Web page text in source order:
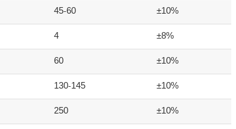
45-60
±10%
4
±8%
60
±10%
130-145
±10%
250 ±10%